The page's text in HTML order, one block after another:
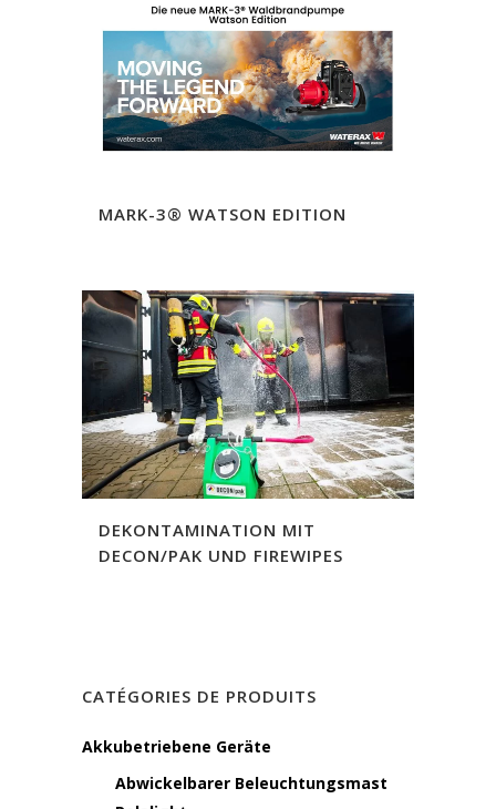
MARK-3® WATSON EDITION
DEKONTAMINATION MIT
DECON/PAK UND FIREWIPES
CATÉGORIES DE PRODUITS
Akkubetriebene Geräte
Abwickelbarer Beleuchtungsmast